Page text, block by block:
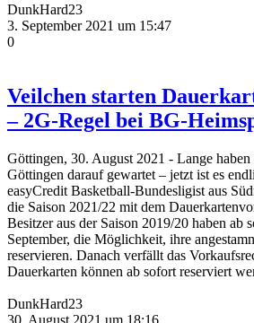
DunkHard23
3. September 2021 um 15:47
0
Veilchen starten
– 2G-Regel bei BG-
Göttingen, 30. August 2021 - Lange
Göttingen darauf gewartet – jetzt ist es
easyCredit Basketball-Bundesligist aus
die Saison 2021/22 mit dem
Besitzer aus der Saison 2019/20 haben ab
September, die Möglichkeit, ihre
reservieren. Danach verfällt das
Dauerkarten können ab sofort reserviert
DunkHard23
30. August 2021 um 18:16